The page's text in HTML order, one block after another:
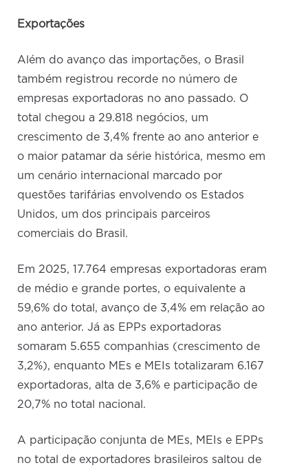
Exportações
Além do avanço das importações, o Brasil
também registrou recorde no número de
empresas exportadoras no ano passado. O
total chegou a 29.818 negócios, um
crescimento de 3,4% frente ao ano anterior e
o maior patamar da série histórica, mesmo em
um cenário internacional marcado por
questões tarifárias envolvendo os Estados
Unidos, um dos principais parceiros
comerciais do Brasil.
Em 2025, 17.764 empresas exportadoras eram
de médio e grande portes, o equivalente a
59,6% do total, avanço de 3,4% em relação ao
ano anterior. Já as EPPs exportadoras
somaram 5.655 companhias (crescimento de
3,2%), enquanto MEs e MEIs totalizaram 6.167
exportadoras, alta de 3,6% e participação de
20,7% no total nacional.
A participação conjunta de MEs, MEIs e EPPs
no total de exportadores brasileiros saltou de